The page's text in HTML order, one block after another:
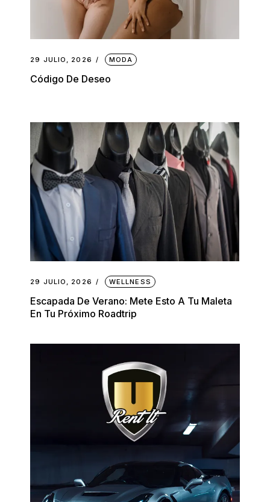
29 JULIO, 2026 MODA
Código De Deseo
29 JULIO, 2026 WELLNESS
Escapada De Verano: Mete Esto A Tu Maleta
En Tu Próximo Roadtrip